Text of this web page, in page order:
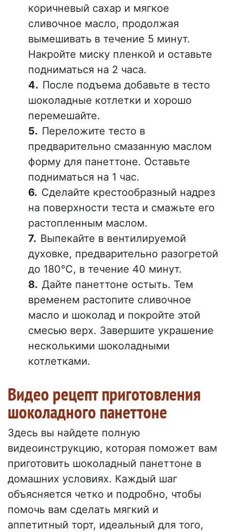
коричневый сахар и мягкое
сливочное масло, продолжая
вымешивать в течение 5 минут.
Накройте миску пленкой и оставьте
подниматься на 2 часа.
После подъема добавьте в тесто
шоколадные котлетки и хорошо
перемешайте.
Переложите тесто в
предварительно смазанную маслом
форму для панеттоне. Оставьте
подниматься на 1 час.
Сделайте крестообразный надрез
на поверхности теста и смажьте его
растопленным маслом.
Выпекайте в вентилируемой
духовке, предварительно разогретой
до 180°C, в течение 40 минут.
Дайте панеттоне остыть. Тем
временем растопите сливочное
масло и шоколад и покройте этой
смесью верх. Завершите украшение
несколькими шоколадными
котлетками.
Видео рецепт приготовления
шоколадного панеттоне
Здесь вы найдете полную
видеоинструкцию, которая поможет вам
приготовить шоколадный панеттоне в
домашних условиях. Каждый шаг
объясняется четко и подробно, чтобы
помочь вам сделать мягкий и
аппетитный торт, идеальный для того,